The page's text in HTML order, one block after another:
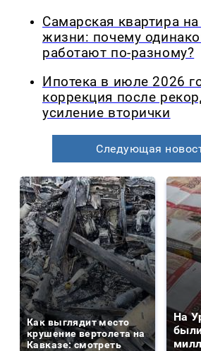
Самарская квартира
жизни: почему
работают по-разному?
Ипотека в июле 2026
коррекция после
усиление вторички
Следующая
Как выглядит место
крушение вертолета на
Кавказе: смотреть
На